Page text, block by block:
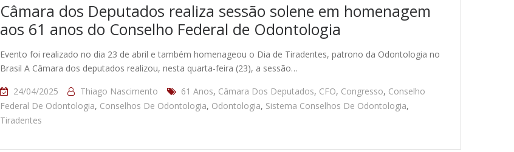
Câmara dos Deputados realiza sessão solene em homenagem
aos 61 anos do Conselho Federal de Odontologia
Evento foi realizado no dia 23 de abril e também homenageou o Dia de Tiradentes, patrono da Odontologia no
Brasil A Câmara dos deputados realizou, nesta quarta-feira (23), a sessão…
24/04/2025
Thiago Nascimento 61 Anos, Câmara Dos Deputados, CFO, Congresso, Conselho
Federal De Odontologia, Conselhos De Odontologia, Odontologia, Sistema Conselhos De Odontologia,
Tiradentes